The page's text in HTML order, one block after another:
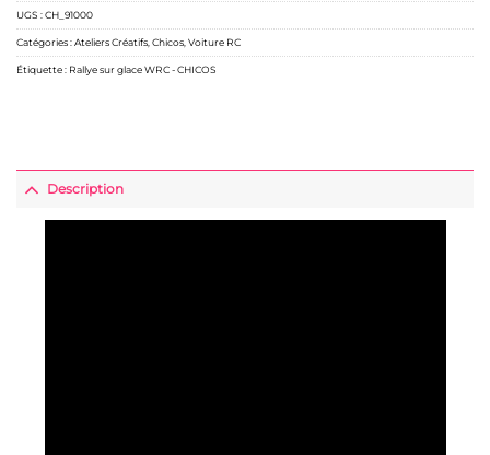
UGS :CH_91000
Catégories :Ateliers Créatifs Chicos Voiture RC
Étiquette : Rallye sur glace WRC - CHICOS
Description